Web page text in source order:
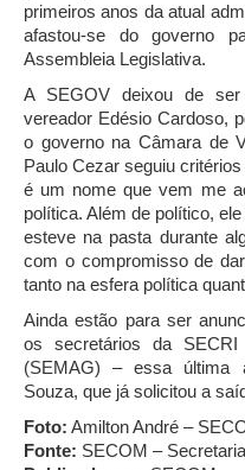
primeiros anos da atual
afastou-se do governo
Assembleia Legislativa.
A SEGOV deixou de
vereador Edésio Cardoso,
o governo na Câmara de
Paulo Cezar seguiu
é um nome que vem me
política. Além de político,
esteve na pasta durante
com o compromisso de
tanto na esfera política
Ainda estão para ser
os secretários da
(SEMAG) – essa última
Souza, que já solicitou a
Foto: Amilton André –
Fonte: SECOM –